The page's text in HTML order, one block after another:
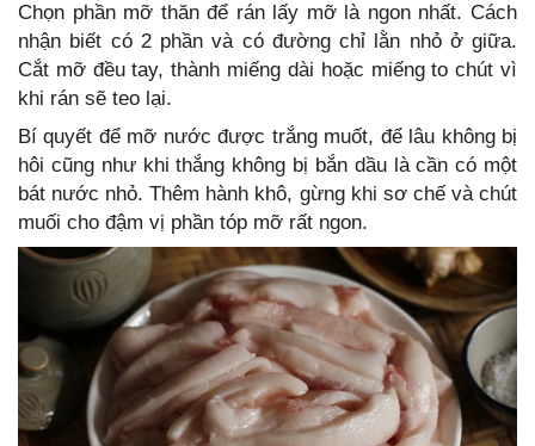
Chọn phần mỡ thăn để rán lấy mỡ là ngon nhất. Cách
nhận biết có 2 phần và có đường chỉ lằn nhỏ ở giữa.
Cắt mỡ đều tay, thành miếng dài hoặc miếng to chút vì
khi rán sẽ teo lại.
Bí quyết để mỡ nước được trắng muốt, để lâu không bị
hôi cũng như khi thắng không bị bắn dầu là cần có một
bát nước nhỏ. Thêm hành khô, gừng khi sơ chế và chút
muối cho đậm vị phần tóp mỡ rất ngon.